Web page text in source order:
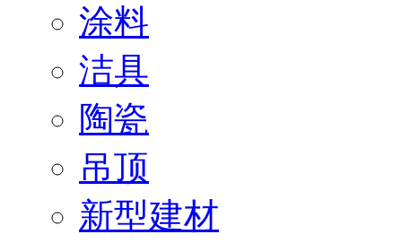
涂料
洁具
陶瓷
吊顶
新型建材